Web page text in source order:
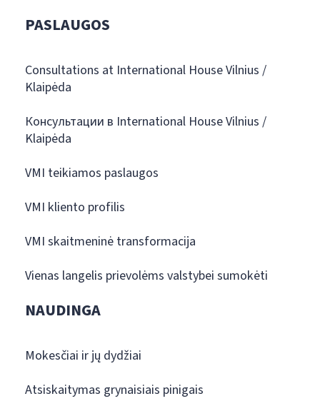
PASLAUGOS
Consultations at International House Vilnius /
Klaipėda
Консультации в International House Vilnius /
Klaipėda
VMI teikiamos paslaugos
VMI kliento profilis
VMI skaitmeninė transformacija
Vienas langelis prievolėms valstybei sumokėti
NAUDINGA
Mokesčiai ir jų dydžiai
Atsiskaitymas grynaisiais pinigais